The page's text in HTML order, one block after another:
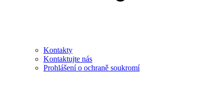
Kontakty
Kontaktujte nás
Prohlášení o ochraně soukromí